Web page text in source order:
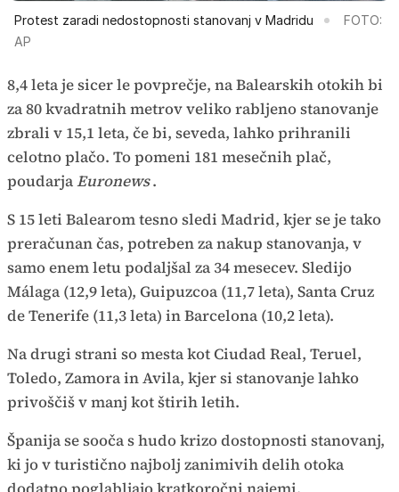
Protest zaradi nedostopnosti stanovanj v Madridu
FOTO:
AP
8,4 leta je sicer le povprečje, na Balearskih otokih bi
za 80 kvadratnih metrov veliko rabljeno stanovanje
zbrali v 15,1 leta, če bi, seveda, lahko prihranili
celotno plačo. To pomeni 181 mesečnih plač,
poudarjaEuronews.
S 15 leti Balearom tesno sledi Madrid, kjer se je tako
preračunan čas, potreben za nakup stanovanja, v
samo enem letu podaljšal za 34 mesecev. Sledijo
Málaga (12,9 leta), Guipuzcoa (11,7 leta), Santa Cruz
de Tenerife (11,3 leta) in Barcelona (10,2 leta).
Na drugi strani so mesta kot Ciudad Real, Teruel,
Toledo, Zamora in Avila, kjer si stanovanje lahko
privoščiš v manj kot štirih letih.
Španija se sooča s hudo krizo dostopnosti stanovanj,
ki jo v turistično najbolj zanimivih delih otoka